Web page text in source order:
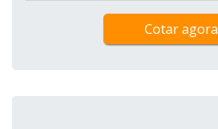
Cotar agora